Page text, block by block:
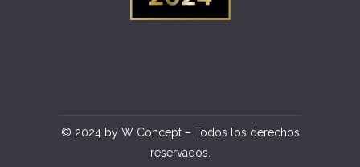
© 2024 by W Concept – Todos los derechos
reservados.